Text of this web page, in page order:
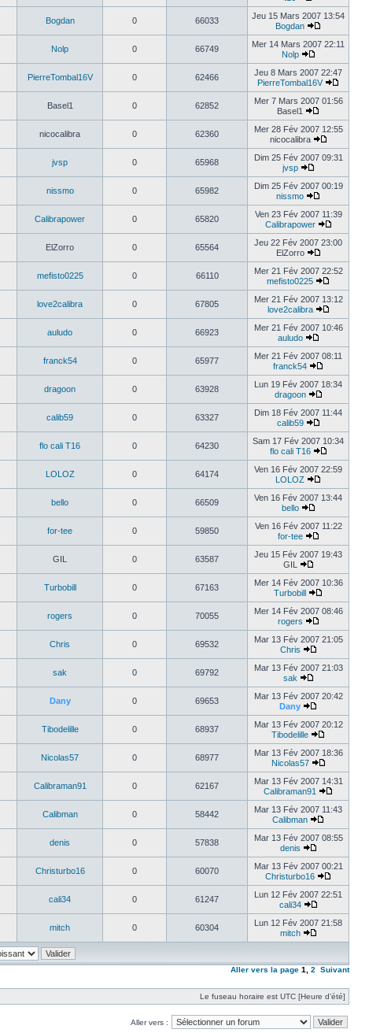
Bogdan 0 66033
Jeu 15 Mars 2007 13:54
Bogdan
Nolp 0 66749
Mer 14 Mars 2007 22:11
Nolp
PierreTombal16V 0 62466
Jeu 8 Mars 2007 22:47
PierreTombal16V
Basel1 0 62852
Mer 7 Mars 2007 01:56
Basel1
nicocalibra 0 62360
Mer 28 Fév 2007 12:55
nicocalibra
jvsp 0 65968
Dim 25 Fév 2007 09:31
jvsp
nissmo 0 65982
Dim 25 Fév 2007 00:19
nissmo
Calibrapower 0 65820
Ven 23 Fév 2007 11:39
Calibrapower
ElZorro 0 65564
Jeu 22 Fév 2007 23:00
ElZorro
mefisto0225 0 66110
Mer 21 Fév 2007 22:52
mefisto0225
love2calibra 0 67805
Mer 21 Fév 2007 13:12
love2calibra
auludo 0 66923
Mer 21 Fév 2007 10:46
auludo
franck54 0 65977
Mer 21 Fév 2007 08:11
franck54
dragoon 0 63928
Lun 19 Fév 2007 18:34
dragoon
calib59 0 63327
Dim 18 Fév 2007 11:44
calib59
flo cali T16 0 64230
Sam 17 Fév 2007 10:34
flo cali T16
LOLOZ 0 64174
Ven 16 Fév 2007 22:59
LOLOZ
bello 0 66509
Ven 16 Fév 2007 13:44
bello
for-tee 0 59850
Ven 16 Fév 2007 11:22
for-tee
GIL 0 63587
Jeu 15 Fév 2007 19:43
GIL
Turbobill 0 67163
Mer 14 Fév 2007 10:36
Turbobill
rogers 0 70055
Mer 14 Fév 2007 08:46
rogers
Chris 0 69532
Mar 13 Fév 2007 21:05
Chris
sak 0 69792
Mar 13 Fév 2007 21:03
sak
Dany 0 69653
Mar 13 Fév 2007 20:42
Dany
Tibodelille 0 68937
Mar 13 Fév 2007 20:12
Tibodelille
Nicolas57 0 68977
Mar 13 Fév 2007 18:36
Nicolas57
Calibraman91 0 62167
Mar 13 Fév 2007 14:31
Calibraman91
Calibman 0 58442
Mar 13 Fév 2007 11:43
Calibman
denis 0 57838
Mar 13 Fév 2007 08:55
denis
Christurbo16 0 60070
Mar 13 Fév 2007 00:21
Christurbo16
cali34 0 61247
Lun 12 Fév 2007 22:51
cali34
mitch 0 60304
Lun 12 Fév 2007 21:58
mitch
Aller vers la page 1 2 Suivant
Le fuseau horaire est UTC [Heure d’été]
Aller vers :